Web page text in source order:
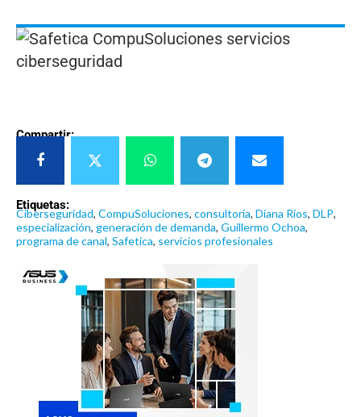
Compartir:
Etiquetas:
Ciberseguridad, CompuSoluciones, consultoría, Diana Ríos, DLP,
especialización, generación de demanda, Guillermo Ochoa,
programa de canal, Safetica, servicios profesionales